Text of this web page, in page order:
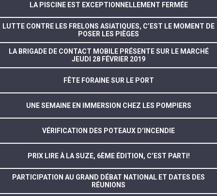
LA PISCINE EST EXCEPTIONNELLEMENT FERMÉE
LUTTE CONTRE LES FRELONS ASIATIQUES, C’EST LE MOMENT DE
POSER LES PIÈGES
LA BRIGADE DE CONTACT MOBILE PRÉSENTE SUR LE MARCHÉ
JEUDI 28 FÉVRIER 2019
FÊTE FORAINE SUR LE PORT
UNE SEMAINE EN IMMERSION CHEZ LES POMPIERS
VÉRIFICATION DES POTEAUX D’INCENDIE
PRIX LIRE À LA SUZE, 6ÈME ÉDITION, C’EST PARTI!
PARTICIPATION AU GRAND DÉBAT NATIONAL ET DATES DES
RÉUNIONS